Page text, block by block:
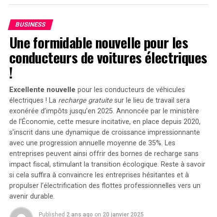
le décès de John McCain, siège au Comité économique
conjoint, chargé d’évaluer et d’améliorer la situation
économique des États-Unis.
Les politiques favorables aux entreprises de Kelly
incluent :
La création d’emplois bien rémunérés, la
réduction des impôts et la baisse des coûts pour
les familles.
Le soutien à la production nationale de
microprocesseurs et aux petites entreprises.
L’opposition au Green New Deal, qui pourrait
bénéficier aux entreprises de combustibles
fossiles.
Keith Gaddie, professeur de sciences politiques à
l’Université chrétienne du Texas, déclare : « En tant
BUSINESS
Une formidable nouvelle pour les
conducteurs de voitures électriques
!
Excellente nouvelle pour les conducteurs de véhicules
électriques ! La recharge gratuitesur le lieu de travail sera
exonérée d’impôts jusqu’en 2025. Annoncée par le ministère
de l’Économie, cette mesure incitative, en place depuis 2020,
s’inscrit dans une dynamique de croissance impressionnante
avec une progression annuelle moyenne de 35%. Les
entreprises peuvent ainsi offrir des bornes de recharge sans
impact fiscal, stimulant la transition écologique. Reste à savoir
si cela suffira à convaincre les entreprises hésitantes et à
propulser l’électrification des flottes professionnelles vers un
avenir durable.
Published 2 ans ago on 20 janvier 2025